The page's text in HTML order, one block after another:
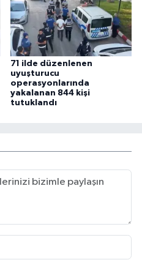
71 ilde düzenlenen
uyuşturucu
operasyonlarında
yakalanan 844 kişi
tutuklandı